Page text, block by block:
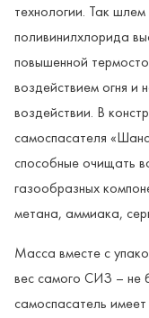
технологии. Так
поливинилхлорида
повышенной
воздействием огня и
воздействии. В
самоспасателя
способные очищать
газообразных
метана, аммиака,
Масса вместе с
вес самого СИЗ – не
самоспасатель